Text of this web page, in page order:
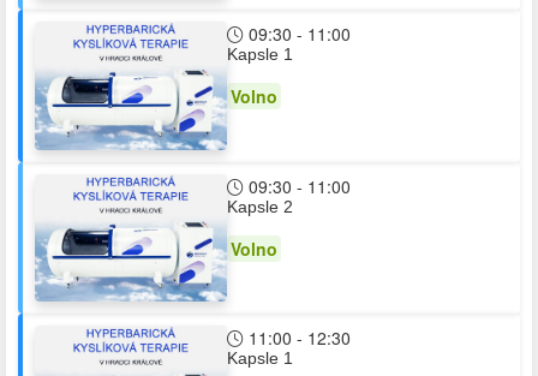
09:30 - 11:00
Kapsle 1
Volno
09:30 - 11:00
Kapsle 2
Volno
11:00 - 12:30
Kapsle 1